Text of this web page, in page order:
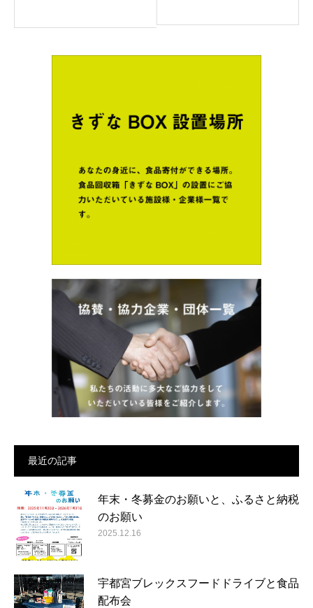
最近の記事
年末・冬募金のお願いと、ふるさと納税
のお願い
2025.12.16
宇都宮ブレックスフードドライブと食品
配布会